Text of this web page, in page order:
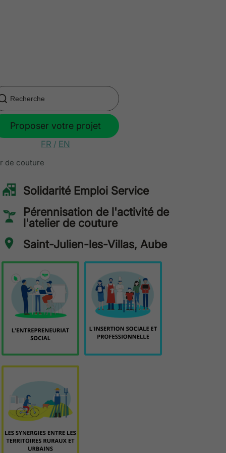
Proposer votre projet
FR / EN
de couture
Solidarité Emploi Service
Pérennisation de l'activité de
l'atelier de couture
Saint-Julien-les-Villas, Aube